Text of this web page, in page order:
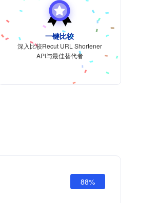
一键比较
深入比较Recut URL Shortener
API与最佳替代者
88%